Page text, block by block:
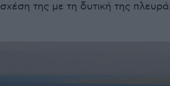
σχέση της με τη δυτική της